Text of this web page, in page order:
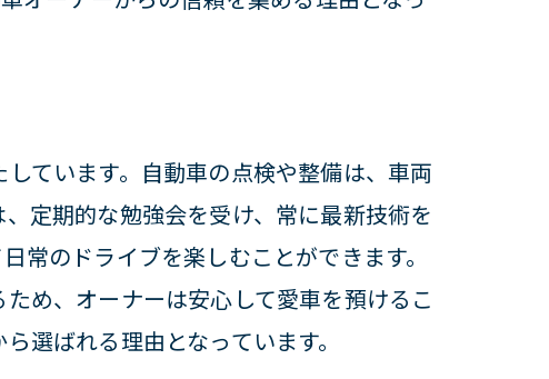
選ばれる理由
ています。自動車の点検や整備は、車両
定期的な勉強会を受け、常に最新技術を
常のドライブを楽しむことができます。
め、オーナーは安心して愛車を預けるこ
選ばれる理由となっています。